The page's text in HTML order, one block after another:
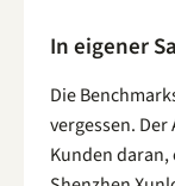
In eigener
Die
vergessen.
Kunden